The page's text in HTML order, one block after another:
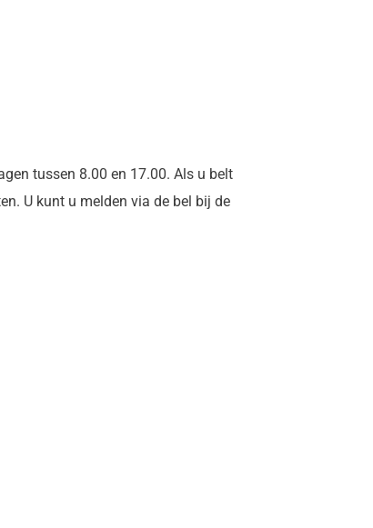
tussen 8.00 en 17.00. Als u belt
U kunt u melden via de bel bij de